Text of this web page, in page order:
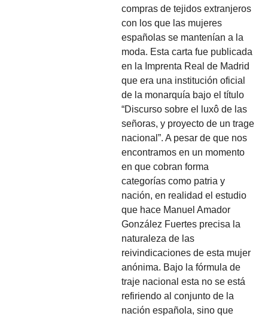
compras de tejidos extranjeros
con los que las mujeres
españolas se mantenían a la
moda. Esta carta fue publicada
en la Imprenta Real de Madrid
que era una institución oficial
de la monarquía bajo el título
“Discurso sobre el luxô de las
señoras, y proyecto de un trage
nacional”. A pesar de que nos
encontramos en un momento
en que cobran forma
categorías como patria y
nación, en realidad el estudio
que hace Manuel Amador
González Fuertes precisa la
naturaleza de las
reivindicaciones de esta mujer
anónima. Bajo la fórmula de
traje nacional esta no se está
refiriendo al conjunto de la
nación española, sino que